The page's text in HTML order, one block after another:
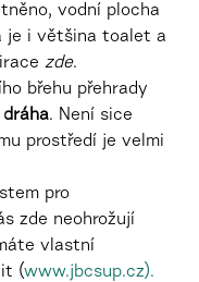
vodní plocha
je i většina toalet a
zde.
břehu přehrady
. Není sice
prostředí je velmi
pro
zde neohrožují
vlastní
(www.jbcsup.cz).